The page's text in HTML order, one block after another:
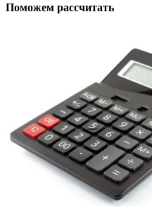
Поможем рассчитать